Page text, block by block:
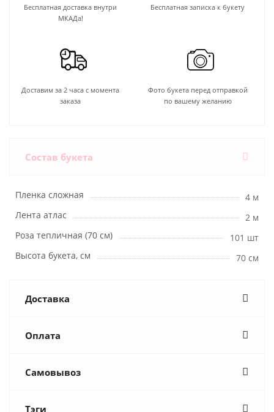
Бесплатная доставка внутри
МКАДа!
Бесплатная записка к букету
Доставим за 2 часа с момента
заказа
Фото букета перед отправкой
по вашему желанию
Состав букета
Пленка сложная
4 м
Лента атлас
2 м
Роза тепличная (70 см)
101 шт
Высота букета, см
70 см
Доставка
Оплата
Самовывоз
Тэги